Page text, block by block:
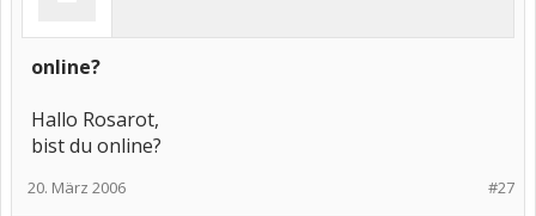
online?
Hallo Rosarot,
bist du online?
#27
20. März 2006